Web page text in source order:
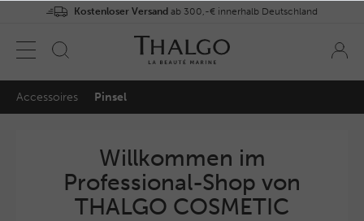
Kostenloser Versand ab 300,-€ innerhalb Deutschland
Pinsel
Accessoires
Willkommen im
Professional-Shop von
THALGO COSMETIC